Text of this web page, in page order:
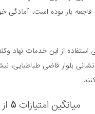
فاجعه بار بوده است،
نشانی بلوار قاضی
میانگین امتیازات ۵ از ۵